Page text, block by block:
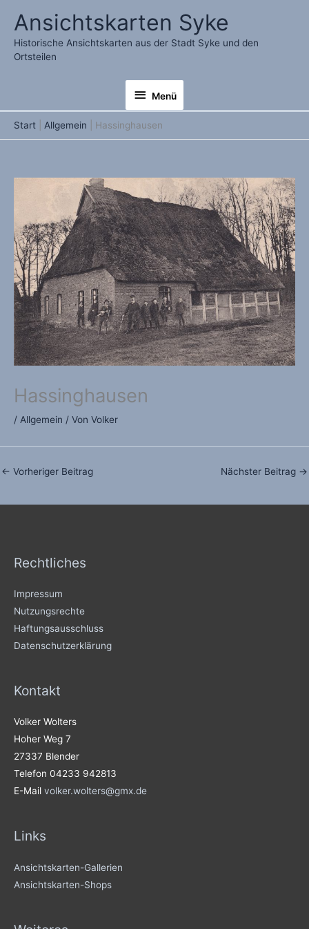
Inhalt
springen
Ansichtskarten Syke
Historische Ansichtskarten aus der Stadt Syke und den
Ortsteilen
Menü
Menü
Start Allgemein Hassinghausen
Hassinghausen
/ Allgemein / Von Volker
← Vorheriger Beitrag Nächster Beitrag →
Rechtliches
Impressum
Nutzungsrechte
Haftungsausschluss
Datenschutzerklärung
Kontakt
Volker Wolters
Hoher Weg 7
27337 Blender
Telefon 04233 942813
E-Mail volker.wolters@gmx.de
Links
Ansichtskarten-Gallerien
Ansichtskarten-Shops